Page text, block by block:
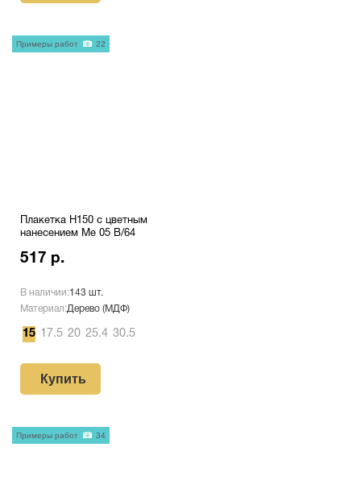
Плакетка H150 с цветным
нанесением Me 05 B/64
517 р.
В наличии:143 шт.
Материал:Дерево (МДФ)
15 17.5 20 25.4 30.5
Купить
Примеры работ 22
Примеры работ 34